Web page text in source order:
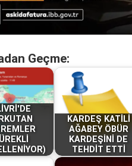
Geçme:
KARDEŞ KATİLİ
AĞABEY ÖBÜR
KARDEŞİNİ DE
TEHDİT ETTİ